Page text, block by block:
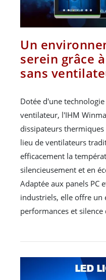
Un
serein grâce
sans
Dotée d'une
ventilateur, l'IHM
dissipateurs
lieu de ventilateurs
efficacement la
silencieusement et en
Adaptée aux panels PC
industriels, elle offre
performances et